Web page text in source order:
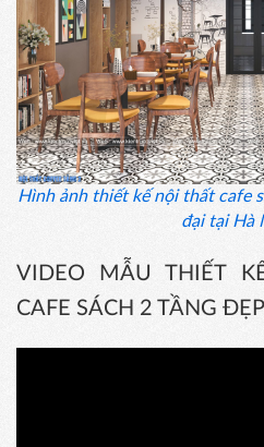
Hình ảnh thiết kế nội thất cafe
đại tại Hà
VIDEO MẪU THIẾT
CAFE SÁCH 2 TẦNG